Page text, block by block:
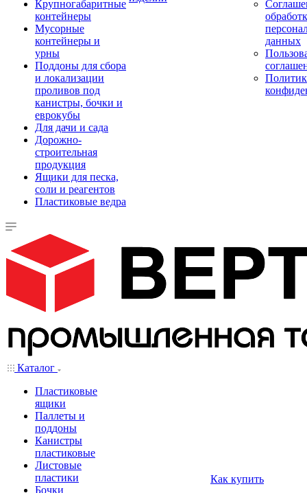
Крупногабаритные
контейнеры
Мусорные
контейнеры и
урны
Поддоны для сбора
и локализации
проливов под
канистры, бочки и
еврокубы
Для дачи и сада
Дорожно-
строительная
продукция
Ящики для песка,
соли и реагентов
Пластиковые ведра
данных
Каталог
Пластиковые
ящики
Паллеты и
поддоны
Канистры
пластиковые
Листовые
пластики
Бочки
Как купить